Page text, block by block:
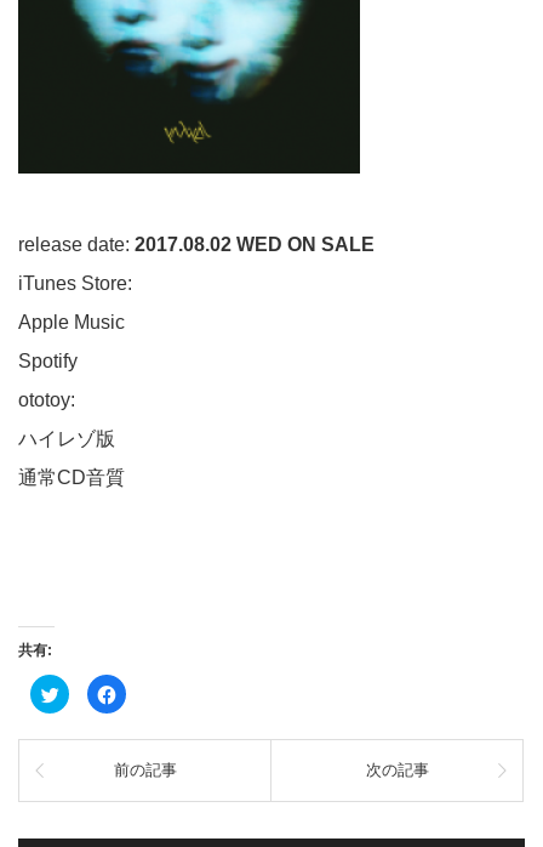
release date: 2017.08.02 WED ON SALE
iTunes Store:
Apple Music
Spotify
ototoy:
ハイレゾ版
通常CD音質
共有:
ク
リ
共
(新
Facebook
で
る
に
ク
ッ
前の記事 次の記事